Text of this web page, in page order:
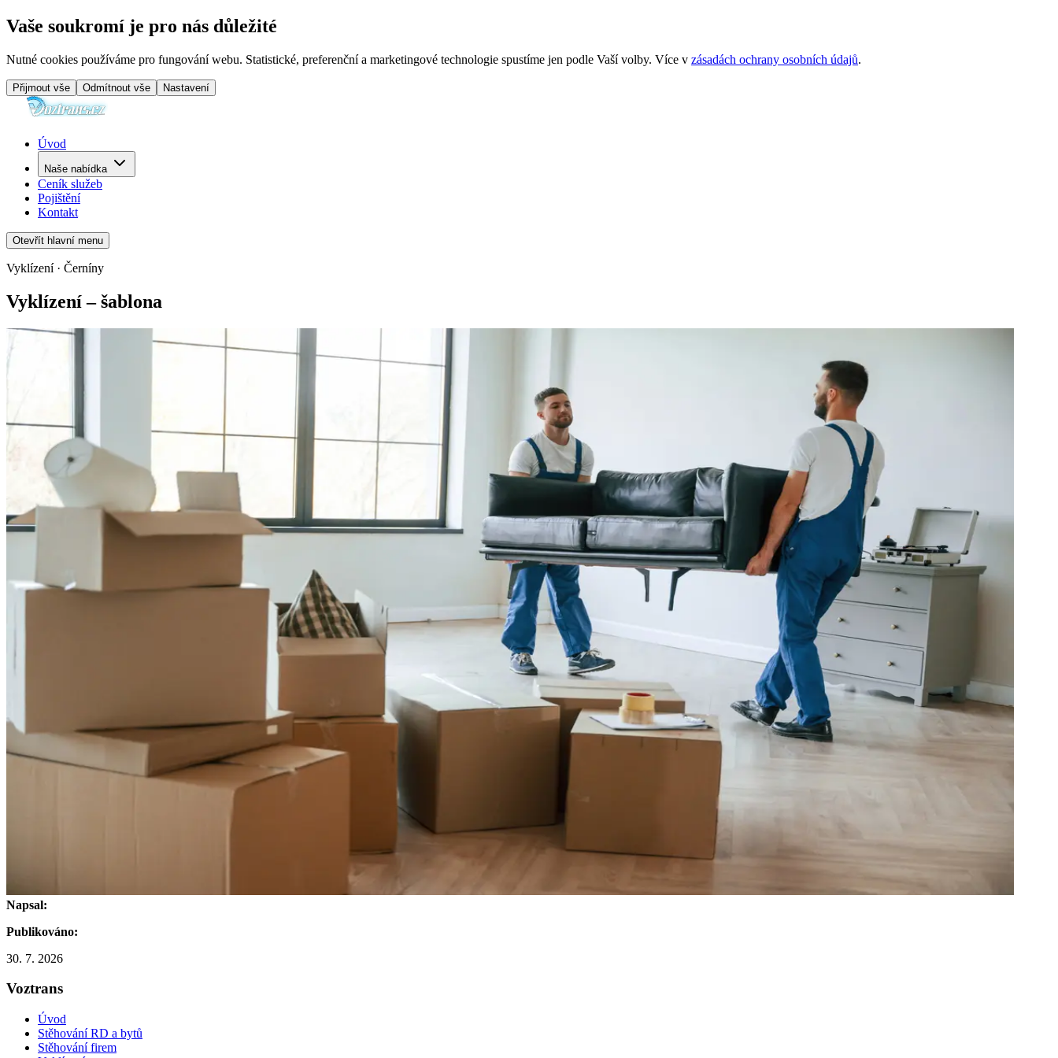
Vaše soukromí je pro nás důležité
Nutné cookies používáme pro fungování webu. Statistické, preferenční a marketingové technologie spustíme jen podle Vaší volby. Více v zásadách ochrany osobních údajů.
Přijmout vše Odmítnout vše Nastavení
Úvod
Naše nabídka
Ceník služeb
Pojištění
Kontakt
Otevřít hlavní menu
Vyklízení · Černíny
Vyklízení – šablona
Napsal:
Publikováno:
30. 7. 2026
Voztrans
Úvod
Stěhování RD a bytů
Stěhování firem